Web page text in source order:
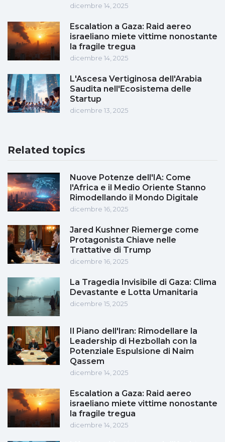
dicembre 14, 2025
Escalation a Gaza: Raid aereo
israeliano miete vittime nonostante
la fragile tregua
dicembre 14, 2025
L'Ascesa Vertiginosa dell'Arabia
Saudita nell'Ecosistema delle
Startup
dicembre 13, 2025
Related topics
Nuove Potenze dell'IA: Come
l'Africa e il Medio Oriente Stanno
Rimodellando il Mondo Digitale
dicembre 16, 2025
Jared Kushner Riemerge come
Protagonista Chiave nelle
Trattative di Trump
dicembre 16, 2025
La Tragedia Invisibile di Gaza: Clima
Devastante e Lotta Umanitaria
dicembre 15, 2025
Il Piano dell'Iran: Rimodellare la
Leadership di Hezbollah con la
Potenziale Espulsione di Naim
Qassem
dicembre 14, 2025
Escalation a Gaza: Raid aereo
israeliano miete vittime nonostante
la fragile tregua
dicembre 14, 2025